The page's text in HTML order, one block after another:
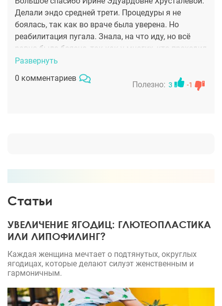
Делали эндо средней трети. Процедуры я не
боялась, так как во враче была уверена. Но
реабилитация пугала. Знала, на что иду, но всё
равно было боязно, так как у многих, кто проходил
через пластику восстановление растягивалось
едва ли не на полгода. Свои страхи я оглашала
Ирине Эдуардовне заранее, поэтому мы сразу
кто проходил через пластику. Результатом я
Развернуть
0 комментариев
Полезно: 3 -1
Статьи
УВЕЛИЧЕНИЕ ЯГОДИЦ: ГЛЮТЕОПЛАСТИКА
ИЛИ ЛИПОФИЛИНГ?
Каждая женщина мечтает о подтянутых, округлых
ягодицах, которые делают силуэт женственным и
гармоничным.